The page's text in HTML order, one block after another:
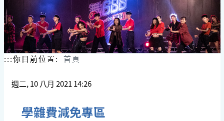
:::你目前位置: 首頁
週二, 10 八月 2021 14:26
學雜費減免專區